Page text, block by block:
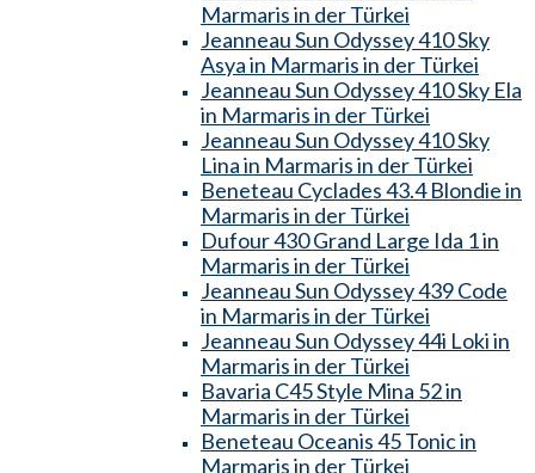
Marmaris in der Türkei
Jeanneau Sun Odyssey 410 Sky
Asya in Marmaris in der Türkei
Jeanneau Sun Odyssey 410 Sky Ela
in Marmaris in der Türkei
Jeanneau Sun Odyssey 410 Sky
Lina in Marmaris in der Türkei
Beneteau Cyclades 43.4 Blondie in
Marmaris in der Türkei
Dufour 430 Grand Large Ida 1 in
Marmaris in der Türkei
Jeanneau Sun Odyssey 439 Code
in Marmaris in der Türkei
Jeanneau Sun Odyssey 44i Loki in
Marmaris in der Türkei
Bavaria C45 Style Mina 52 in
Marmaris in der Türkei
Beneteau Oceanis 45 Tonic in
Marmaris in der Türkei